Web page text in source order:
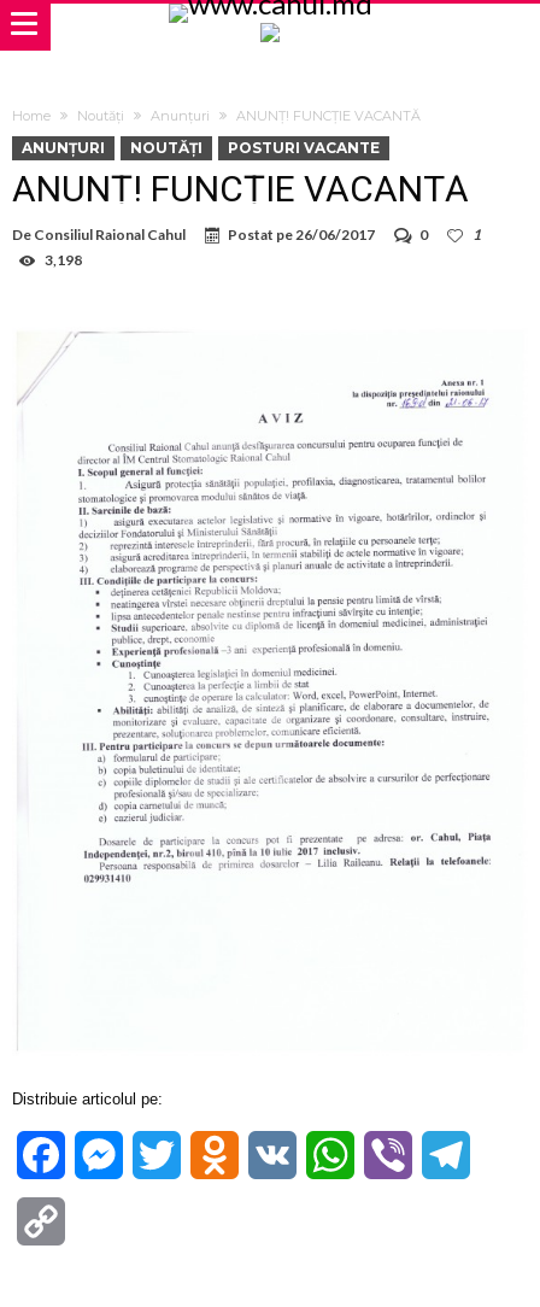
Home Noutăți Anunțuri ANUNȚ! FUNCȚIE VACANTĂ
ANUNȚURI NOUTĂȚI POSTURI VACANTE
ANUNȚ! FUNCȚIE VACANTĂ
De Consiliul Raional Cahul Postat pe26/06/2017 0
1
3,198
Distribuie articolul pe:
FacebookMessenger
Twitter Odnoklassniki
VK WhatsApp
Viber